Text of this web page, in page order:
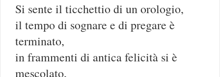
Si sente il ticchettio di un orologio,
il tempo di sognare e di pregare è
terminato,
in frammenti di antica felicità si è
mescolato,